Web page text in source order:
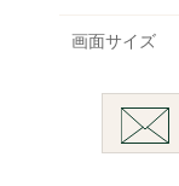
画面サイズ